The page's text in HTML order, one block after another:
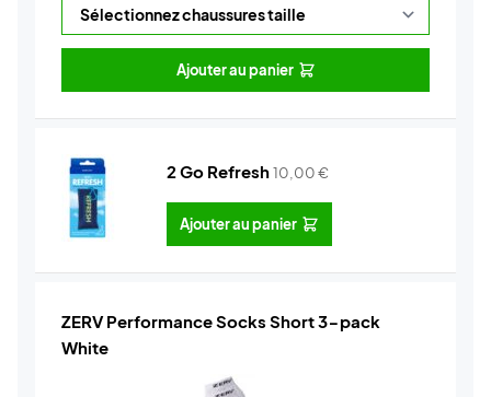
Ajouter au panier
2 Go Refresh10,00€
Ajouter au panier
ZERV Performance Socks Short 3-pack
White